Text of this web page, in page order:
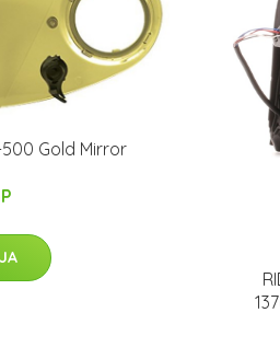
500 Gold Mirror